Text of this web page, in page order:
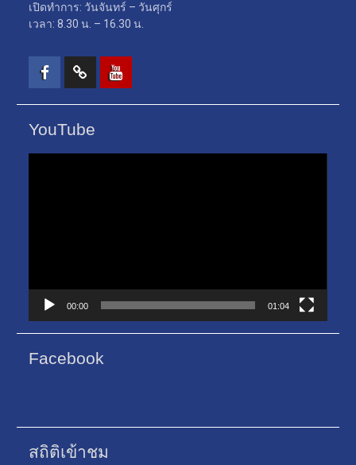
เปิดทำการ: วันจันทร์ – วันศุกร์
เวลา: 8.30 น. – 16.30 น.
YouTube
00:00 01:04
Facebook
สถิติเข้าชม